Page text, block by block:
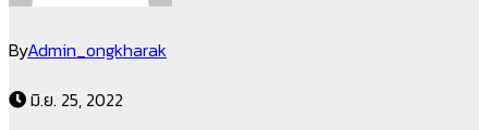
ByAdmin_ongkharak
มิ.ย. 25, 2022